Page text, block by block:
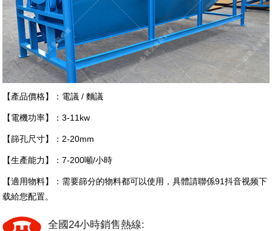
【產品價格】：電議 / 麵議
【電機功率】：3-11kw
【篩孔尺寸】：2-20mm
【生產能力】：7-200噸/小時
【適用物料】：需要篩分的物料都可以使用，具體請聯係91抖音视频下
载給您配置。
全國24小時銷售熱線: